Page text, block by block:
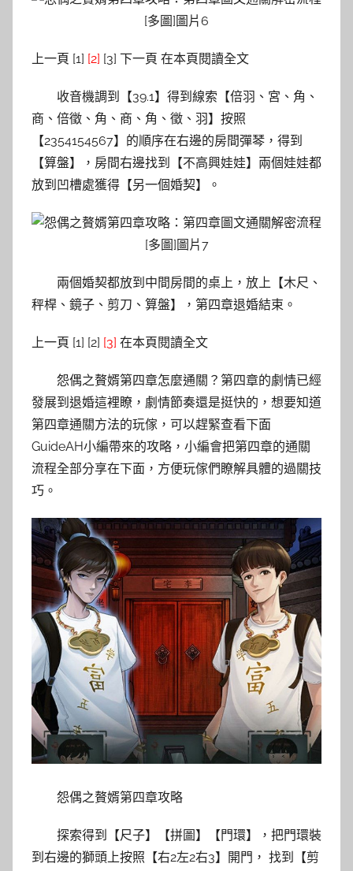
上一頁 [1] [2] [3] 下一頁 在本頁閱讀全文
收音機調到【39.1】得到線索【倍羽、宮、角、
商、倍徵、角、商、角、徵、羽】按照
【2354154567】的順序在右邊的房間彈琴，得到
【算盤】，房間右邊找到【不高興娃娃】兩個娃娃都
放到凹槽處獲得【另一個婚契】。
兩個婚契都放到中間房間的桌上，放上【木尺、
秤桿、鏡子、剪刀、算盤】，第四章退婚結束。
上一頁 [1] [2] [3] 在本頁閱讀全文
怨偶之贅婿第四章怎麼通關？第四章的劇情已經
發展到退婚這裡瞭，劇情節奏還是挺快的，想要知道
第四章通關方法的玩傢，可以趕緊查看下面
GuideAH小編帶來的攻略，小編會把第四章的通關
流程全部分享在下面，方便玩傢們瞭解具體的過關技
巧。
怨偶之贅婿第四章攻略
探索得到【尺子】【拼圖】【門環】，把門環裝
到右邊的獅頭上按照【右2左2右3】開門， 找到【剪